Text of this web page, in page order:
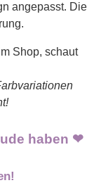
angepasst. Die
Shop, schaut
haben ❤